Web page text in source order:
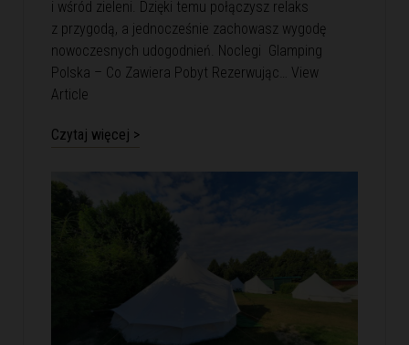
i wśród zieleni. Dzięki temu połączysz relaks
z przygodą, a jednocześnie zachowasz wygodę
nowoczesnych udogodnień. Noclegi Glamping
Polska – Co Zawiera Pobyt Rezerwując… View
Article
Czytaj więcej >